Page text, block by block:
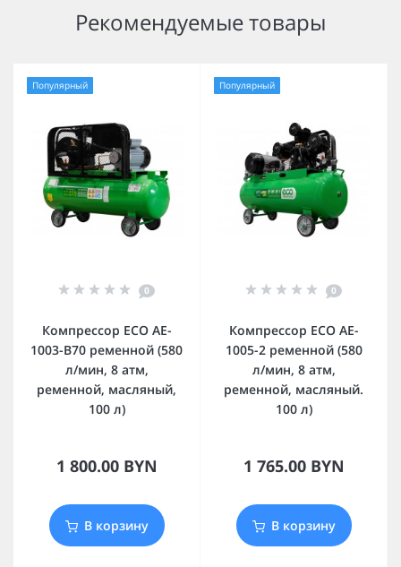
Рекомендуемые товары
Популярный
0
Компрессор ECO AE-
1003-B70 ременной (580
л/мин, 8 атм,
ременной, масляный,
100 л)
1 800.00 BYN
В корзину
Популярный
0
Компрессор ECO AE-
1005-2 ременной (580
л/мин, 8 атм,
ременной, масляный.
100 л)
1 765.00 BYN
В корзину